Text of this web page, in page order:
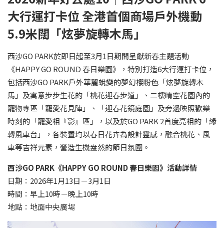
大行運打卡位全港首個商場戶外機動
5.9米闊「炫夢旋轉木馬」
西沙GO PARK於即日起至3月1日期間呈獻新春主題活動
《HAPPY GO ROUND 春日樂園》，特別打造6大行運打卡位，
包括西沙GO PARK戶外華麗蛻變的夢幻櫻粉色「炫夢旋轉木
馬」及寓意步步生花的「桃花迎春步道」、二樓晴空花園內的
寵物專區「寵愛花見陣」、「迎春花鏡庭園」及旁邊映照歡樂
時刻的「寵愛相『影』區」，以及於GO PARK 2首度亮相的「緣
轉風車台」，各裝置均以春日花卉為設計靈感，融合桃花、風
車等吉祥元素，營造生機盎然的節日氛圍。
西沙GO PARK 《HAPPY GO ROUND春日樂園》活動詳情
日期：2026年1月13日－3月1日
時間：早上10時－晚上10時
地點：地面中央廣場